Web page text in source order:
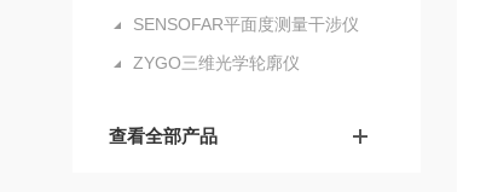
SENSOFAR平面度测量干涉仪
ZYGO三维光学轮廓仪
查看全部产品